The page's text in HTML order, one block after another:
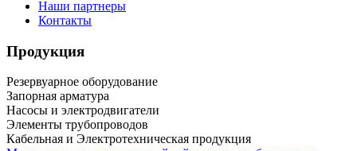
Наши партнеры
Контакты
Продукция
Резервуарное оборудование
Запорная арматура
Насосы и электродвигатели
Элементы трубопроводов
Кабельная и Электротехническая продукция